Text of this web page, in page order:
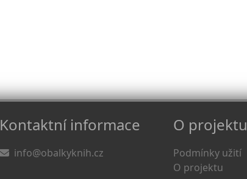
Kontaktní informace
info@obalkyknih.cz
O projektu
Podmínky užití
O projektu